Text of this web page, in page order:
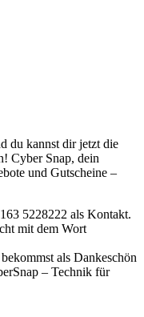
du kannst dir jetzt die
Cyber Snap, dein
und Gutscheine –
5228222 als Kontakt.
mit dem Wort
als Dankeschön
– Technik für